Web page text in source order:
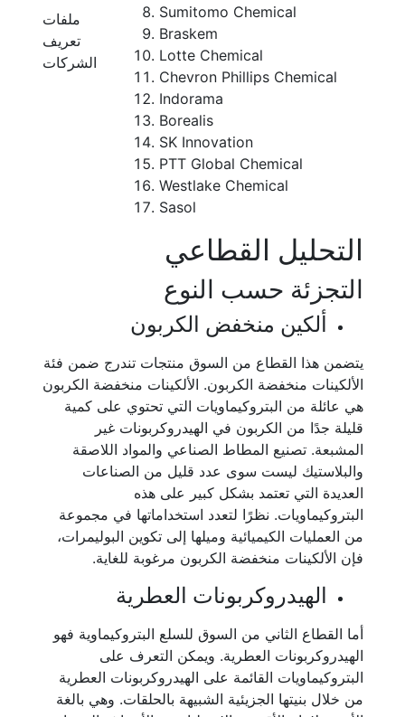
ملفات
تعريف
الشركات
Sumitomo Chemical
Braskem
Lotte Chemical
Chevron Phillips Chemical
Indorama
Borealis
SK Innovation
PTT Global Chemical
Westlake Chemical
Sasol
التحليل القطاعي
التجزئة حسب النوع
ألكين منخفض الكربون
يتضمن هذا القطاع من السوق منتجات تندرج ضمن فئة
الألكينات منخفضة الكربون. الألكينات منخفضة الكربون
هي عائلة من البتروكيماويات التي تحتوي على كمية
قليلة جدًا من الكربون في الهيدروكربونات غير
المشبعة. تصنيع المطاط الصناعي والمواد اللاصقة
والبلاستيك ليست سوى عدد قليل من الصناعات
العديدة التي تعتمد بشكل كبير على هذه
البتروكيماويات. نظرًا لتعدد استخداماتها في مجموعة
من العمليات الكيميائية وميلها إلى تكوين البوليمرات،
فإن الألكينات منخفضة الكربون مرغوبة للغاية.
الهيدروكربونات العطرية
أما القطاع الثاني من السوق للسلع البتروكيماوية فهو
الهيدروكربونات العطرية. ويمكن التعرف على
البتروكيماويات القائمة على الهيدروكربونات العطرية
من خلال بنيتها الجزيئية الشبيهة بالحلقات. وهي بالغة